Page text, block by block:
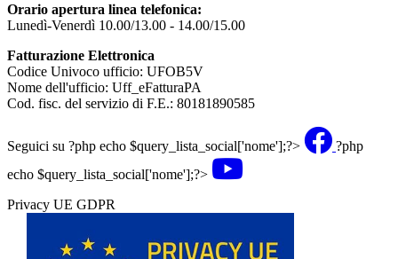
Orario apertura linea telefonica:
Lunedì-Venerdì 10.00/13.00 - 14.00/15.00
Fatturazione Elettronica
Codice Univoco ufficio: UFOB5V
Nome dell'ufficio: Uff_eFatturaPA
Cod. fisc. del servizio di F.E.: 80181890585
Seguici su ?php echo $query_lista_social['nome'];?>
?php
echo $query_lista_social['nome'];?>
Privacy UE GDPR